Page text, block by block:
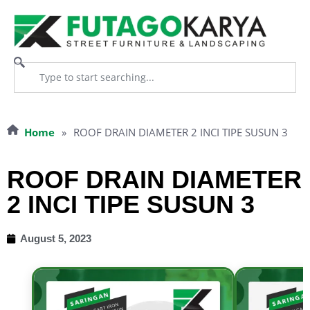
Home » ROOF DRAIN DIAMETER 2 INCI TIPE SUSUN 3
ROOF DRAIN DIAMETER
2 INCI TIPE SUSUN 3
August 5, 2023